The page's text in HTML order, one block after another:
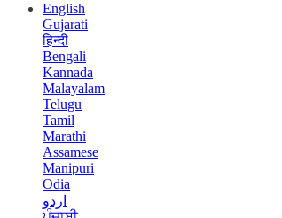
English
Gujarati
हिन्दी
Bengali
Kannada
Malayalam
Telugu
Tamil
Marathi
Assamese
Manipuri
Odia
اردو